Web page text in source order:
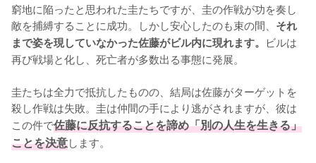
窮地に陥ったと思われた圭たちですが、圭の作戦が功を奏し
敵を捕縛することに成功。しかし安心したのも束の間、 それ
まで姿を現していなかった佐藤がビル内に現れます。 ビルは
再び戦場と化し、死亡者が多数出る事態に発展。
圭たちは全力で抵抗したものの、結局は佐藤がターゲットを
殺し作戦は失敗。圭は仲間の手により逃がされますが、彼は
この件で佐藤に反抗することを諦め「別の人生を生きる」
ことを決意します。